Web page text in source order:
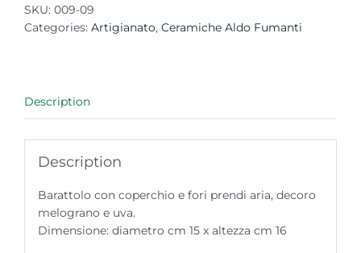
SKU: 009-09
Categories: Artigianato, Ceramiche Aldo Fumanti
Description
Description
Barattolo con coperchio e fori prendi aria, decoro
melograno e uva.
Dimensione: diametro cm 15 x altezza cm 16